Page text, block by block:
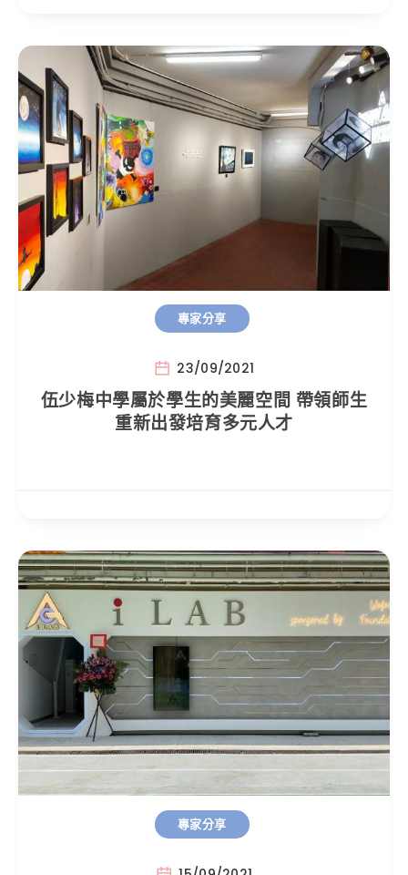
專家分享
23/09/2021
伍少梅中學屬於學生的美麗空間 帶領師生
重新出發培育多元人才
專家分享